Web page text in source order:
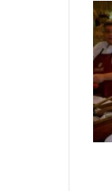
M
e
n
p
a
r
A
p
r